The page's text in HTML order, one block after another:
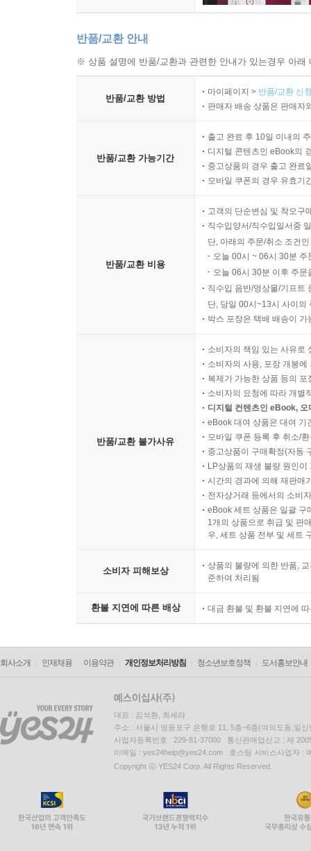
반품/교환 안내
※ 상품 설명에 반품/교환과 관련한 안내가 있는경우 아
반품/교환 방법
마이페이지 > 반품/교환 신
판매자 배송 상품은 판매자
반품/교환 가능기간
출고 완료 후 10일 이내의
디지털 콘텐츠인 eBook의
중고상품의 경우 출고 완료
모바일 쿠폰의 경우 유효기
반품/교환 비용
고객의 단순변심 및 착오구
직수입양서/직수입일서중
단, 아래의 주문/취소 조건
오늘 00시 ~ 06시 30분
오늘 06시 30분 이후 주
직수입 음반/영상물/기프트
단, 당일 00시~13시 사이의
박스 포장은 택배 배송이
반품/교환 불가사유
소비자의 책임 있는 사유로
소비자의 사용, 포장 개봉
복제가 가능한 상품 등의
소비자의 요청에 따라 개별
디지털 컨텐츠인 eBook,
eBook 대여 상품은 대여 기
모바일 쿠폰 등록 후 취소/
중고상품이 구매확정(자동
LP상품의 재생 불량 원인
시간의 경과에 의해 재판매
전자상거래 등에서의 소비
eBook 세트 상품은 일괄 구
1개의 상품으로 취급 및 판
우, 세트 상품 전부 및 세트
소비자 피해보상
상품의 불량에 의한 반품,
준하여 처리됨
환불 지연에 따른 배상 대금 환불 및 환불 지연에
회사소개 인재채용 이용약관 개인정보처리방침 청소년보호정책 도서홍보안내
대표 : 김석환, 최세라
주소 : 서울시 영등포구 은행로 11, 5층~6층(여의도동,일신
사업자등록번호 : 229-81-37000 통신판매업신고 : 제
이메일 : yes24help@yes24.com 호스팅 서비스사업자 :
Copyright ⓒ YES24 Corp. All Rights Reserved.